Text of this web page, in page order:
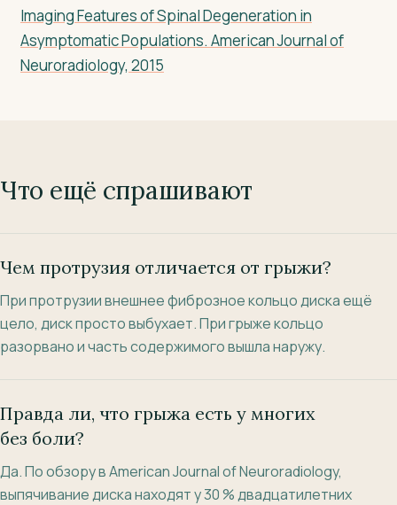
Imaging Features of Spinal Degeneration in
Asymptomatic Populations. American Journal of
Neuroradiology, 2015
Что ещё спрашивают
Чем протрузия отличается от грыжи?
При протрузии внешнее фиброзное кольцо диска ещё
цело, диск просто выбухает. При грыже кольцо
разорвано и часть содержимого вышла наружу.
Правда ли, что грыжа есть у многих
без боли?
Да. По обзору в American Journal of Neuroradiology,
выпячивание диска находят у 30 % двадцатилетних